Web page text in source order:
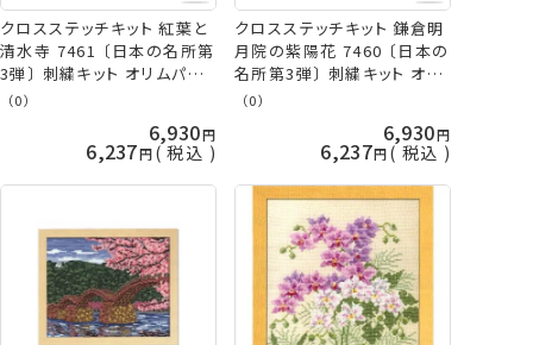
クロスステッチキット 紅葉と
清水寺 7461 〔日本の名所第
3弾〕 刺繍キット オリムパス
手芸の山久
（0）
6,930
6,237 税込
クロスステッチキット 鎌倉明
月院の紫陽花 7460 〔日本の
名所第3弾〕 刺繍キット オリ
ムパス 手芸の山久
（0）
6,930
6,237 税込